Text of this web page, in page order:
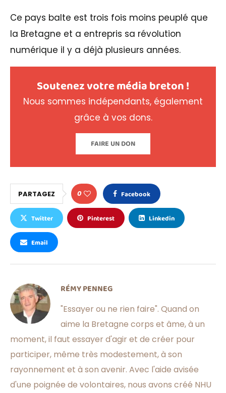
Ce pays balte est trois fois moins peuplé que
la Bretagne et a entrepris sa révolution
numérique il y a déjà plusieurs années.
Soutenez votre média breton !
Nous sommes indépendants, également
grâce à vos dons.
FAIRE UN DON
PARTAGEZ 0 Facebook
Twitter Pinterest Linkedin
Email
RÉMY PENNEG
"Essayer ou ne rien faire". Quand on
aime la Bretagne corps et âme, à un
moment, il faut essayer d'agir et de créer pour
participer, même très modestement, à son
rayonnement et à son avenir. Avec l'aide avisée
d'une poignée de volontaires, nous avons créé NHU